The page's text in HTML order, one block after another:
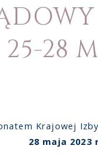
28
Krajowej
28 maja 2023